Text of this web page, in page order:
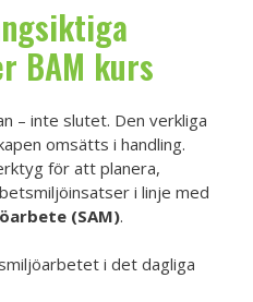
BAM kurs
– inte slutet. Den verkliga
omsätts i handling.
för att planera,
i linje med
(SAM).
i det dagliga